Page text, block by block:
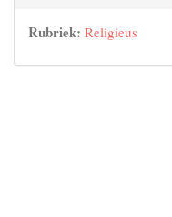
Rubriek: Religieus